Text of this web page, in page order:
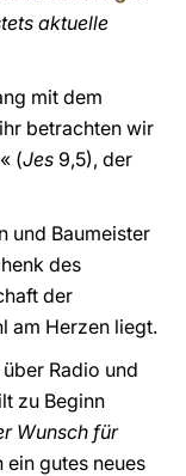
aktuelle
mit dem
betrachten wir
« (Jes 9,5), der
und Baumeister
des
der
am Herzen liegt.
Radio und
zu Beginn
Wunsch für
ein gutes neues